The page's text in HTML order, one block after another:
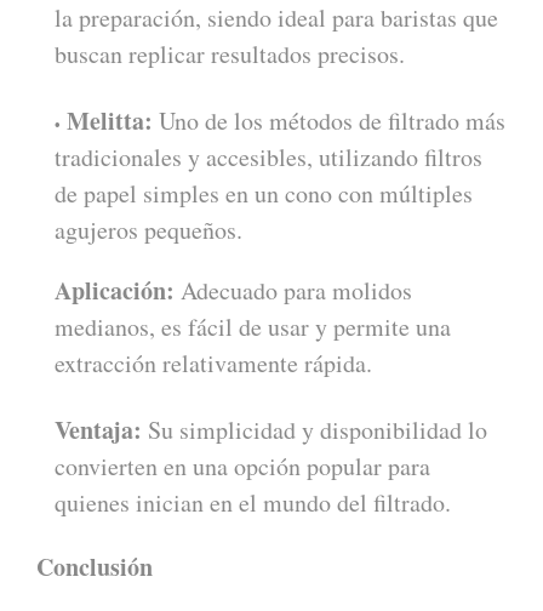
la preparación, siendo ideal para baristas que
buscan replicar resultados precisos.
Melitta: Uno de los métodos de filtrado más
tradicionales y accesibles, utilizando filtros
de papel simples en un cono con múltiples
agujeros pequeños.
Aplicación: Adecuado para molidos
medianos, es fácil de usar y permite una
extracción relativamente rápida.
Ventaja: Su simplicidad y disponibilidad lo
convierten en una opción popular para
quienes inician en el mundo del filtrado.
Conclusión